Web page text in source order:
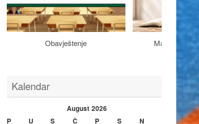
Obavještenje Maturantima
Kalendar
August 2026
P
U S Č P S N